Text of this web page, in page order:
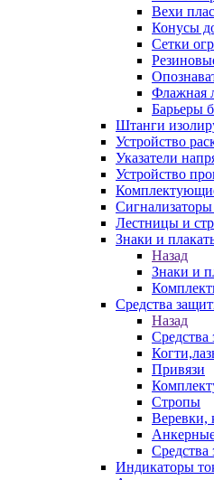
Вехи
Конусы
Сетки
Флажная
Барьеры
Штанги
Устройство
Указатели
Устройство
Лестницы и
Знаки и
Назад
Знаки и
Средства
Назад
Привязи
Стропы
Веревки,
Индикаторы